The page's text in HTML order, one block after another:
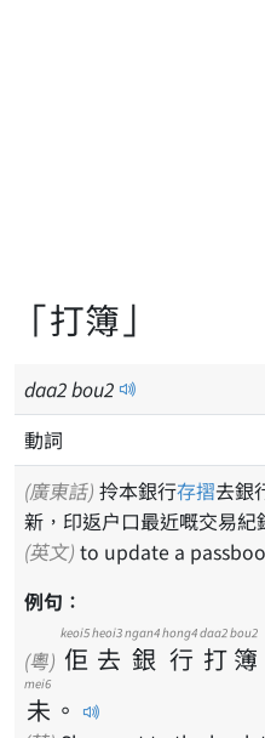
「打簿」
daa2bou2
動詞
(廣東話) 拎本銀行存摺去銀
新，印返户口最近嘅交易紀
(英文) to update a
例句：
(粵) 佢
keoi5
去
heoi3
銀
ngan4
行
hong4
打
daa2
簿
bou2
未
mei6
。